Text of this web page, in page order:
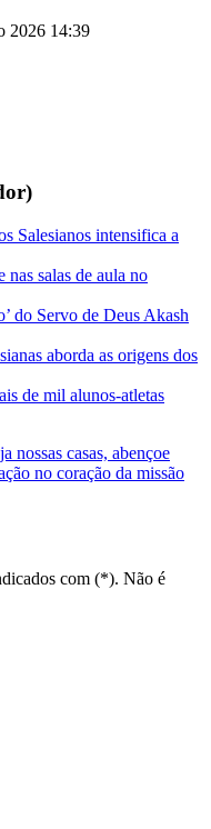
2026 14:39
Salesianos intensifica a
nas salas de aula no
do Servo de Deus Akash
aborda as origens dos
de mil alunos-atletas
nossas casas, abençoe
no coração da missão
com (*). Não é